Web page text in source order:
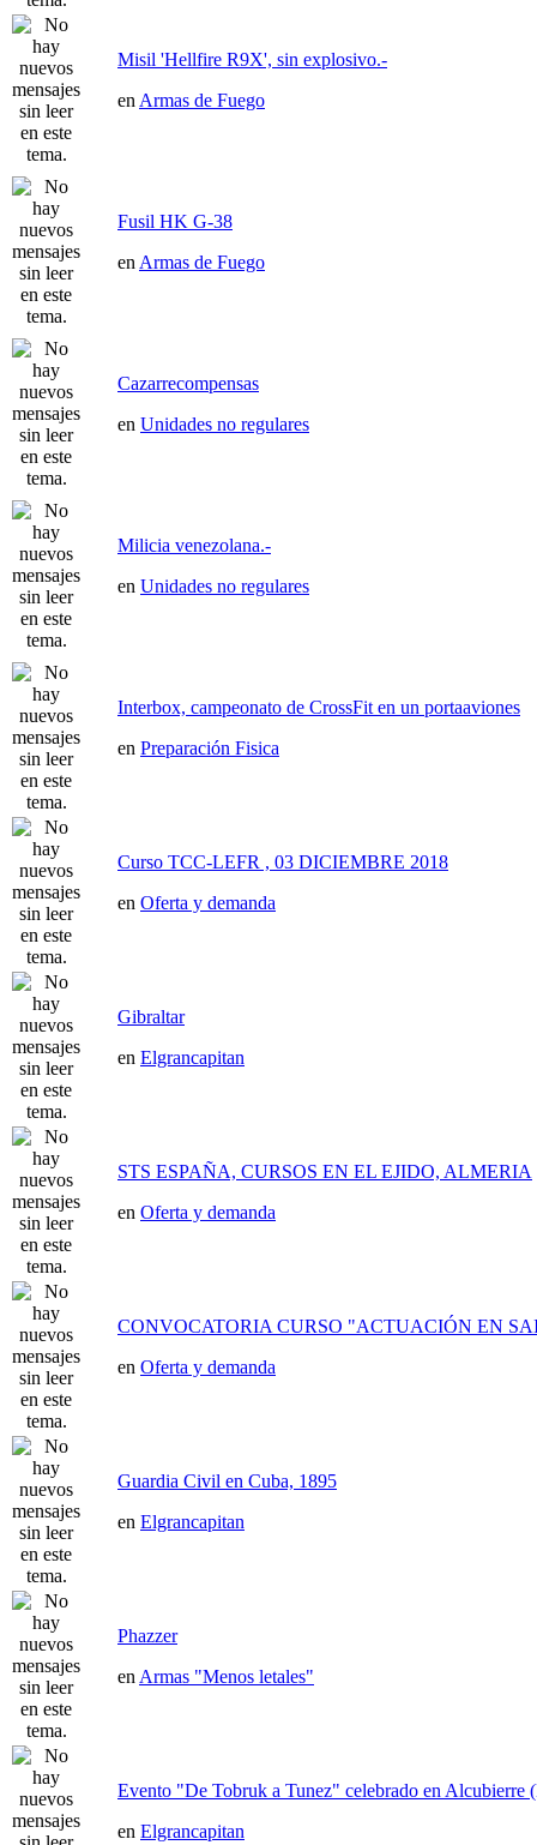
Misil 'Hellfire R9X', sin explosivo.-
en Armas de Fuego
Fusil HK G-38
en Armas de Fuego
Cazarrecompensas
en Unidades no regulares
Milicia venezolana.-
en Unidades no regulares
Interbox, campeonato de CrossFit en un portaaviones
en Preparación Fisica
Curso TCC-LEFR , 03 DICIEMBRE 2018
en Oferta y demanda
Gibraltar
en Elgrancapitan
STS ESPAÑA, CURSOS EN EL EJIDO, ALMERIA
en Oferta y demanda
CONVOCATORIA CURSO "ACTUACIÓN EN
en Oferta y demanda
Guardia Civil en Cuba, 1895
en Elgrancapitan
Phazzer
en Armas "Menos letales"
Evento "De Tobruk a Tunez" celebrado en Alcubierre
en Elgrancapitan